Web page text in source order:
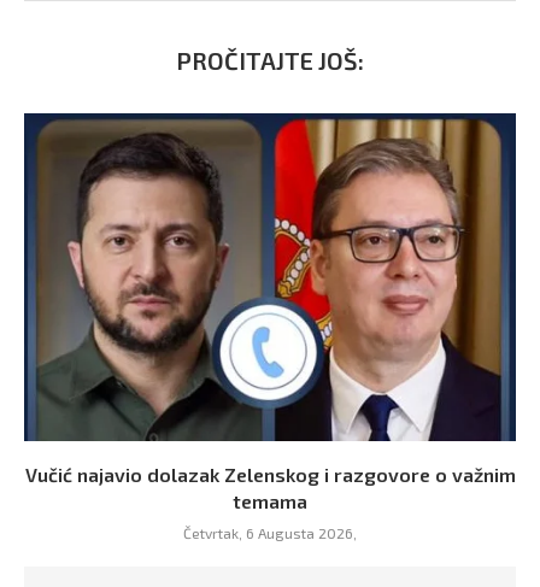
PROČITAJTE JOŠ:
Vučić najavio dolazak Zelenskog i razgovore o važnim
temama
Četvrtak, 6 Augusta 2026,